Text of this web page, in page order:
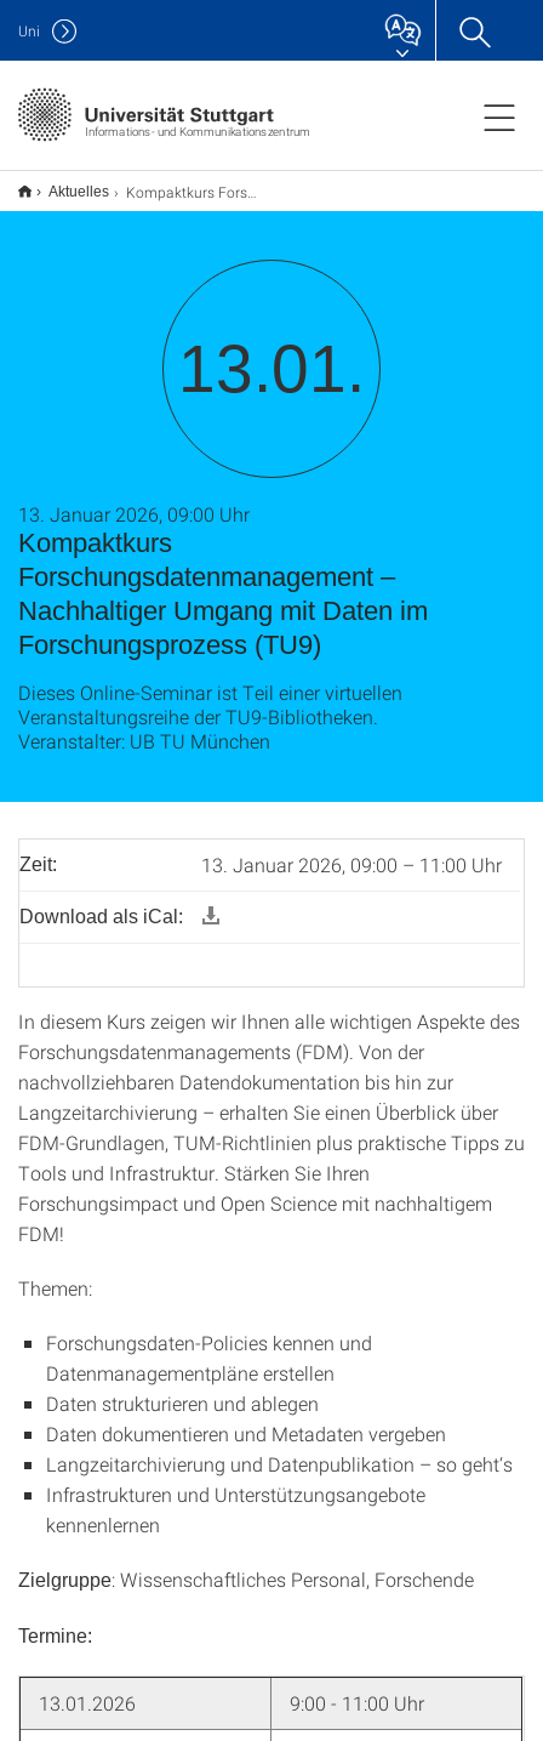
Informations- und Kommunikationszentrum
Uni
Aktuelles Kompaktkurs Forschungsdatenmanagement – Nachhaltiger Umgang mit Daten im Forschungsprozess (TU9)
13.01.
Kompaktkurs
Forschungsdatenmanagement –
Nachhaltiger Umgang mit Daten im
Forschungsprozess (TU9)
13. Januar 2026, 09:00 Uhr
Dieses Online-Seminar ist Teil einer virtuellen
Veranstaltungsreihe der TU9-Bibliotheken.
Veranstalter: UB TU München
Zeit: 13. Januar 2026, 09:00 – 11:00 Uhr
Download als iCal:
In diesem Kurs zeigen wir Ihnen alle wichtigen Aspekte des
Forschungsdatenmanagements (FDM). Von der
nachvollziehbaren Datendokumentation bis hin zur
Langzeitarchivierung – erhalten Sie einen Überblick über
FDM-Grundlagen, TUM-Richtlinien plus praktische Tipps zu
Tools und Infrastruktur. Stärken Sie Ihren
Forschungsimpact und Open Science mit nachhaltigem
FDM!
Themen:
Forschungsdaten-Policies kennen und
Datenmanagementpläne erstellen
Daten strukturieren und ablegen
Daten dokumentieren und Metadaten vergeben
Langzeitarchivierung und Datenpublikation – so geht‘s
Infrastrukturen und Unterstützungsangebote
kennenlernen
Zielgruppe: Wissenschaftliches Personal, Forschende
Termine:
13.01.2026 9:00 - 11:00 Uhr